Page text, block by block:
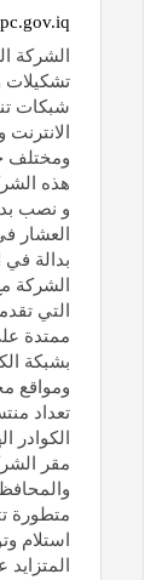
الشركة
تشكيلات
شبكات
ومختلف
هذه
العشار
بدالة
الشركة
التي
ممتدة
بشبكة
ومواقع
الكوادر
مقر
متطورة
استلام